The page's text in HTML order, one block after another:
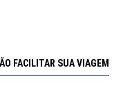
FACILITAR SUA VIAGEM